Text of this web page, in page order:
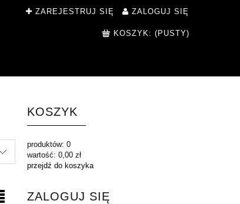
ZAREJESTRUJ SIĘ ZALOGUJ SIĘ
KOSZYK: (PUSTY)
KOSZYK
produktów: 0
wartość: 0,00 zł
przejdź do koszyka
ZALOGUJ SIĘ